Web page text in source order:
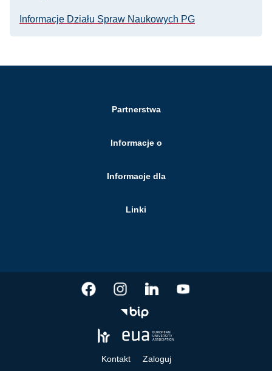
Informacje Działu Spraw Naukowych PG
Partnerstwa
Informacje o
Informacje dla
Linki
Kontakt Zaloguj